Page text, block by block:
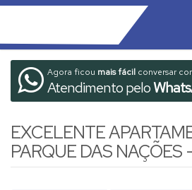
Agora ficou mais fácil conversar
Atendimento pelo
EXCELENTE
PARQUE DAS